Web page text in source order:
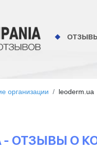
организации leoderm.ua
- ОТЗЫВЫ О